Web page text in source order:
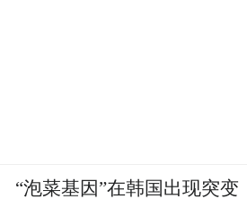
“泡菜基因”在韩国出现突变